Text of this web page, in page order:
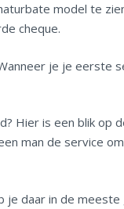
model te
cheque.
je je
Hier is een blik op
man de service
daar in de